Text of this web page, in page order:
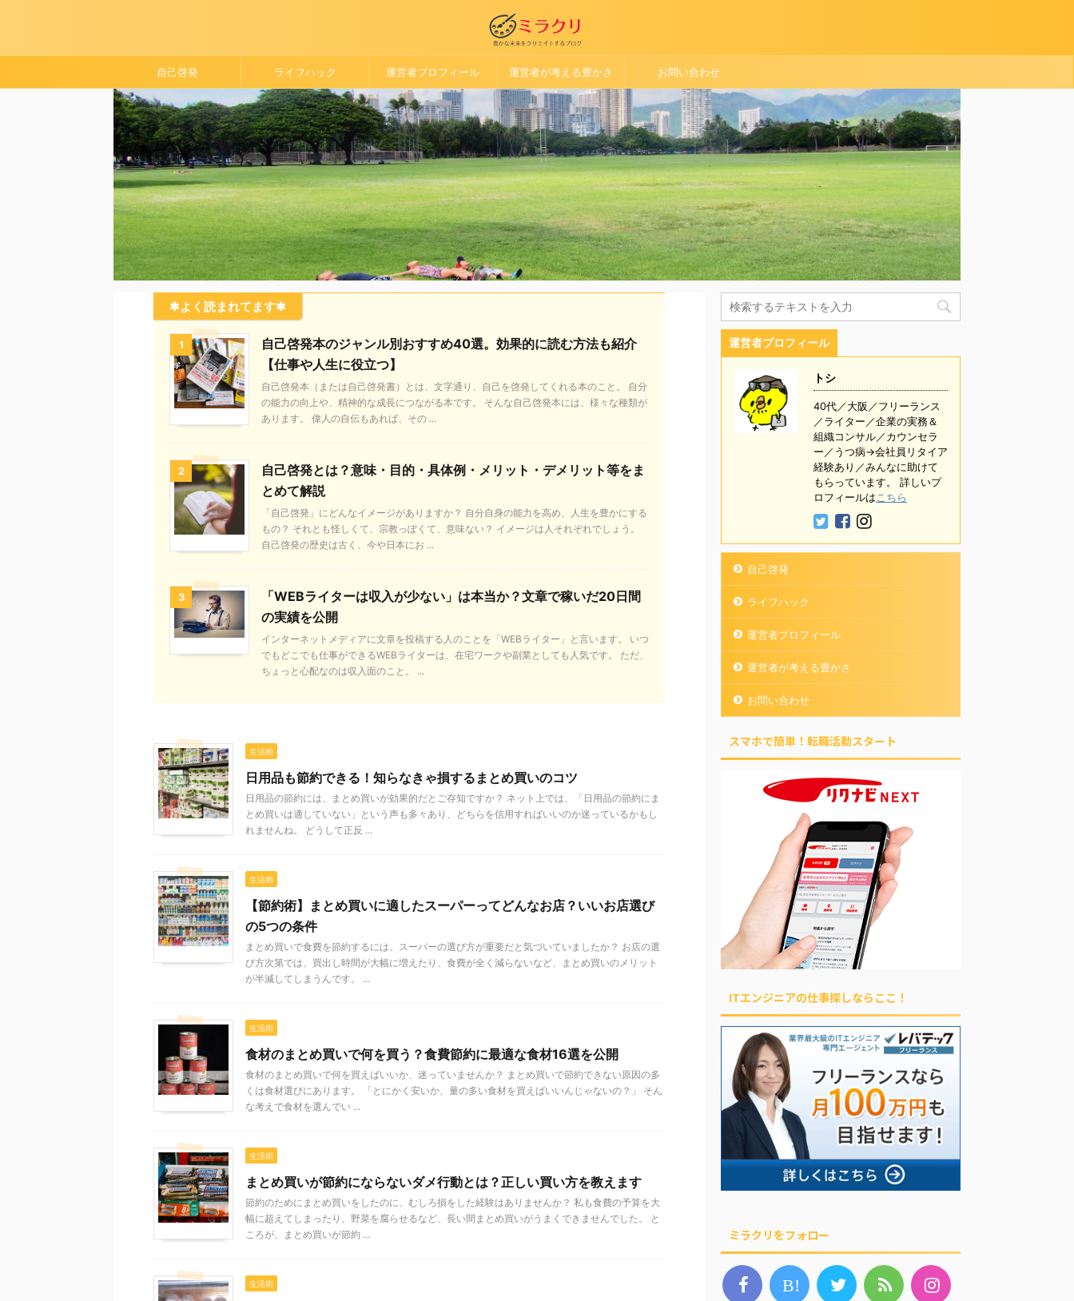
自己啓発 ライフハック 運営者プロフィール 運営者が考える豊かさ お問い合わせ
✱よく読まれてます✱
1
自己啓発本のジャンル別おすすめ40選。効果的に読む方法も紹介
【仕事や人生に役立つ】
自己啓発本（または自己啓発書）とは、文字通り、自己を啓発してくれる本のこと。 自分
の能力の向上や、精神的な成長につながる本です。 そんな自己啓発本には、様々な種類が
あります。 偉人の自伝もあれば、その ...
2
自己啓発とは？意味・目的・具体例・メリット・デメリット等をま
とめて解説
「自己啓発」にどんなイメージがありますか？ 自分自身の能力を高め、人生を豊かにする
もの？ それとも怪しくて、宗教っぽくて、意味ない？ イメージは人それぞれでしょう。
自己啓発の歴史は古く、今や日本にお ...
3
「WEBライターは収入が少ない」は本当か？文章で稼いだ20日間
の実績を公開
インターネットメディアに文章を投稿する人のことを「WEBライター」と言います。 いつ
でもどこでも仕事ができるWEBライターは、在宅ワークや副業としても人気です。 ただ、
ちょっと心配なのは収入面のこと。 ...
生活術
日用品も節約できる！知らなきゃ損するまとめ買いのコツ
日用品の節約には、まとめ買いが効果的だとご存知ですか？ ネット上では、「日用品の節約にま
とめ買いは適していない」という声も多々あり、どちらを信用すればいいのか迷っているかもし
れませんね。 どうして正反 ...
生活術
【節約術】まとめ買いに適したスーパーってどんなお店？いいお店選び
の5つの条件
まとめ買いで食費を節約するには、スーパーの選び方が重要だと気づいていましたか？ お店の選
び方次第では、買出し時間が大幅に増えたり、食費が全く減らないなど、まとめ買いのメリット
が半減してしまうんです。 ...
生活術
食材のまとめ買いで何を買う？食費節約に最適な食材16選を公開
食材のまとめ買いで何を買えばいいか、迷っていませんか？ まとめ買いで節約できない原因の多
くは食材選びにあります。 「とにかく安いか、量の多い食材を買えばいいんじゃないの？」 そん
な考えで食材を選んでい ...
生活術
まとめ買いが節約にならないダメ行動とは？正しい買い方を教えます
節約のためにまとめ買いをしたのに、むしろ損をした経験はありませんか？ 私も食費の予算を大
幅に超えてしまったり、野菜を腐らせるなど、長い間まとめ買いがうまくできませんでした。 と
ころが、まとめ買いが節約 ...
生活術
運営者プロフィール
トシ
40代／大阪／フリーランス
／ライター／企業の実務＆
組織コンサル／カウンセラ
ー／うつ病→会社員リタイア
経験あり／みんなに助けて
もらっています。 詳しいプ
ロフィールはこちら
自己啓発
ライフハック
運営者プロフィール
運営者が考える豊かさ
お問い合わせ
スマホで簡単！転職活動スタート
ITエンジニアの仕事探しならここ！
ミラクリをフォロー
B!